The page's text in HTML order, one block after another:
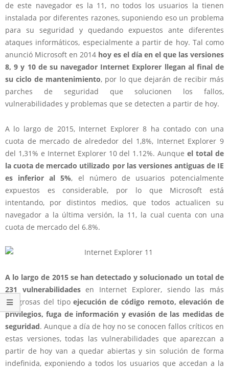
de este navegador es la 11, no todos los usuarios la tienen
instalada por diferentes razones, suponiendo eso un problema
para su seguridad y quedando expuestos ante diferentes
ataques informáticos, especialmente a partir de hoy. Tal como
anunció Microsoft en 2014 hoy es el día en el que las versiones
8, 9 y 10 de su navegador Internet Explorer llegan al final de
su ciclo de mantenimiento, por lo que dejarán de recibir más
parches de seguridad que solucionen los fallos,
vulnerabilidades y problemas que se detecten a partir de hoy.
A lo largo de 2015, Internet Explorer 8 ha contado con una
cuota de mercado de alrededor del 1,8%, Internet Explorer 9
del 1,31% e Internet Explorer 10 del 1.12%. Aunqueel total de
la cuota de mercado utilizado por las versiones antiguas de IE
es inferior al 5%, el número de usuarios potencialmente
expuestos es considerable, por lo que Microsoft está
intentando, por distintos medios, que todos actualicen su
navegador a la última versión, la 11, la cual cuenta con una
cuota de mercado del 6.8%.
A lo largo de 2015 se han detectado y solucionado un total de
231 vulnerabilidadesen Internet Explorer, siendo las más
peligrosas del tipoejecución de código remoto, elevación de
privilegios, fuga de información y evasión de las medidas de
seguridad. Aunque a día de hoy no se conocen fallos críticos en
estas versiones, todas las vulnerabilidades que aparezcan a
partir de hoy van a quedar abiertas y sin solución de forma
indefinida, exponiendo a todos los usuarios que accedan a la